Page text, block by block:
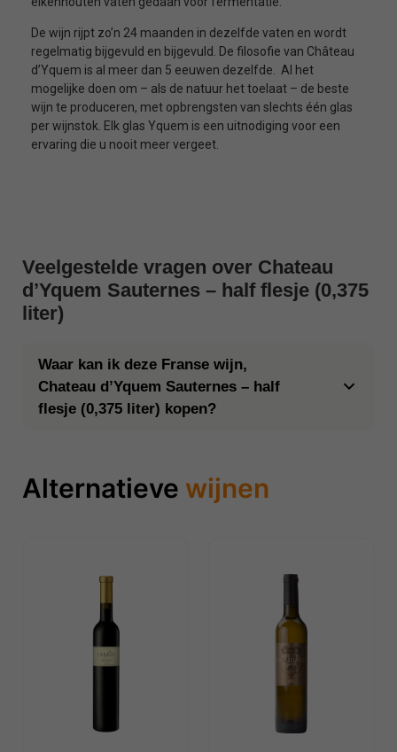
De wijn rijpt zo’n 24 maanden in dezelfde vaten en wordt
regelmatig bijgevuld en bijgevuld. De filosofie van Château
d’Yquem is al meer dan 5 eeuwen dezelfde. Al het
mogelijke doen om – als de natuur het toelaat – de beste
wijn te produceren, met opbrengsten van slechts één glas
per wijnstok. Elk glas Yquem is een uitnodiging voor een
ervaring die u nooit meer vergeet.
Veelgestelde vragen over Chateau
d’Yquem Sauternes – half flesje (0,375
liter)
Waar kan ik deze Franse wijn,
Chateau d’Yquem Sauternes – half
flesje (0,375 liter) kopen?
Alternatieve wijnen